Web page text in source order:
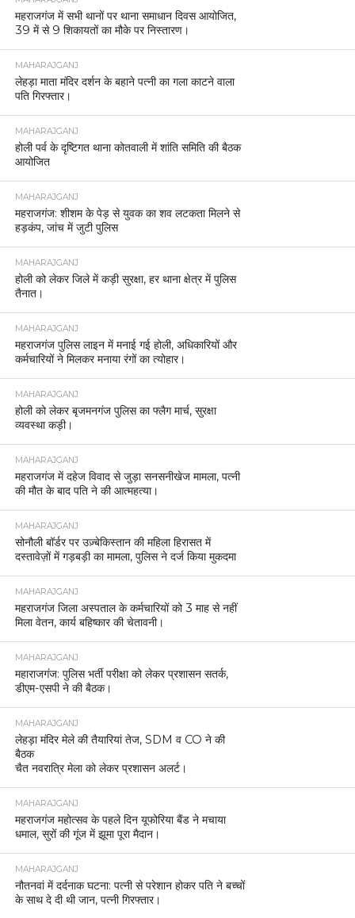
महराजगंज में सभी थानों पर थाना समाधान दिवस आयोजित,
39 में से 9 शिकायतों का मौके पर निस्तारण।
MAHARAJGANJ
लेहड़ा माता मंदिर दर्शन के बहाने पत्नी का गला काटने वाला
पति गिरफ्तार।
MAHARAJGANJ
होली पर्व के दृष्टिगत थाना कोतवाली में शांति समिति की बैठक
आयोजित
MAHARAJGANJ
महराजगंज: शीशम के पेड़ से युवक का शव लटकता मिलने से
हड़कंप, जांच में जुटी पुलिस
MAHARAJGANJ
होली को लेकर जिले में कड़ी सुरक्षा, हर थाना क्षेत्र में पुलिस
तैनात।
MAHARAJGANJ
महराजगंज पुलिस लाइन में मनाई गई होली, अधिकारियों और
कर्मचारियों ने मिलकर मनाया रंगों का त्योहार।
MAHARAJGANJ
होली को लेकर बृजमनगंज पुलिस का फ्लैग मार्च, सुरक्षा
व्यवस्था कड़ी।
MAHARAJGANJ
महराजगंज में दहेज विवाद से जुड़ा सनसनीखेज मामला, पत्नी
की मौत के बाद पति ने की आत्महत्या।
MAHARAJGANJ
सोनौली बॉर्डर पर उज़्बेकिस्तान की महिला हिरासत में
दस्तावेज़ों में गड़बड़ी का मामला, पुलिस ने दर्ज किया मुकदमा
MAHARAJGANJ
महराजगंज जिला अस्पताल के कर्मचारियों को 3 माह से नहीं
मिला वेतन, कार्य बहिष्कार की चेतावनी।
MAHARAJGANJ
महाराजगंज: पुलिस भर्ती परीक्षा को लेकर प्रशासन सतर्क,
डीएम-एसपी ने की बैठक।
MAHARAJGANJ
लेहड़ा मंदिर मेले की तैयारियां तेज, SDM व CO ने की
बैठक
चैत नवरात्रि मेला को लेकर प्रशासन अलर्ट।
MAHARAJGANJ
महराजगंज महोत्सव के पहले दिन यूफोरिया बैंड ने मचाया
धमाल, सुरों की गूंज में झूमा पूरा मैदान।
MAHARAJGANJ
नौतनवां में दर्दनाक घटना: पत्नी से परेशान होकर पति ने बच्चों
के साथ दे दी थी जान, पत्नी गिरफ्तार।